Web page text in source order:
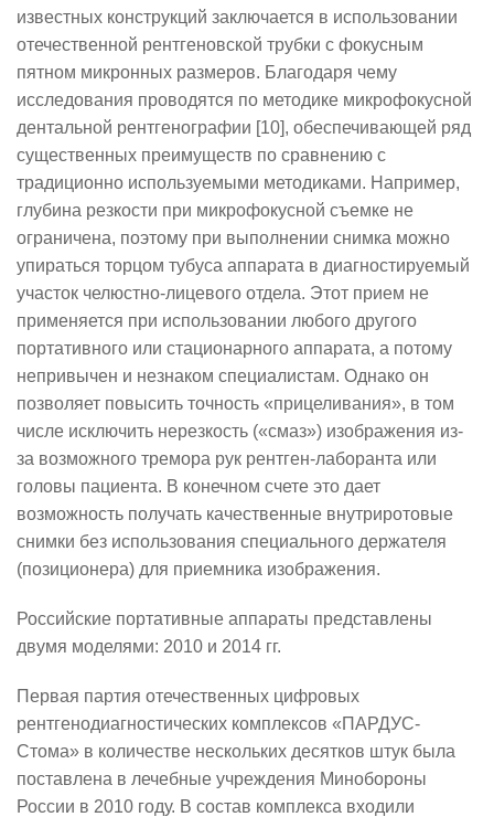
известных конструкций заключается в использовании
отечественной рентгеновской трубки с фокусным
пятном микронных размеров. Благодаря чему
исследования проводятся по методике микрофокусной
дентальной рентгенографии [10], обеспечивающей ряд
существенных преимуществ по сравнению с
традиционно используемыми методиками. Например,
глубина резкости при микрофокусной съемке не
ограничена, поэтому при выполнении снимка можно
упираться торцом тубуса аппарата в диагностируемый
участок челюстно-лицевого отдела. Этот прием не
применяется при использовании любого другого
портативного или стационарного аппарата, а потому
непривычен и незнаком специалистам. Однако он
позволяет повысить точность «прицеливания», в том
числе исключить нерезкость («смаз») изображения из-
за возможного тремора рук рентген-лаборанта или
головы пациента. В конечном счете это дает
возможность получать качественные внутриротовые
снимки без использования специального держателя
(позиционера) для приемника изображения.
Российские портативные аппараты представлены
двумя моделями: 2010 и 2014 гг.
Первая партия отечественных цифровых
рентгенодиагностических комплексов «ПАРДУС-
Стома» в количестве нескольких десятков штук была
поставлена в лечебные учреждения Минобороны
России в 2010 году. В состав комплекса входили